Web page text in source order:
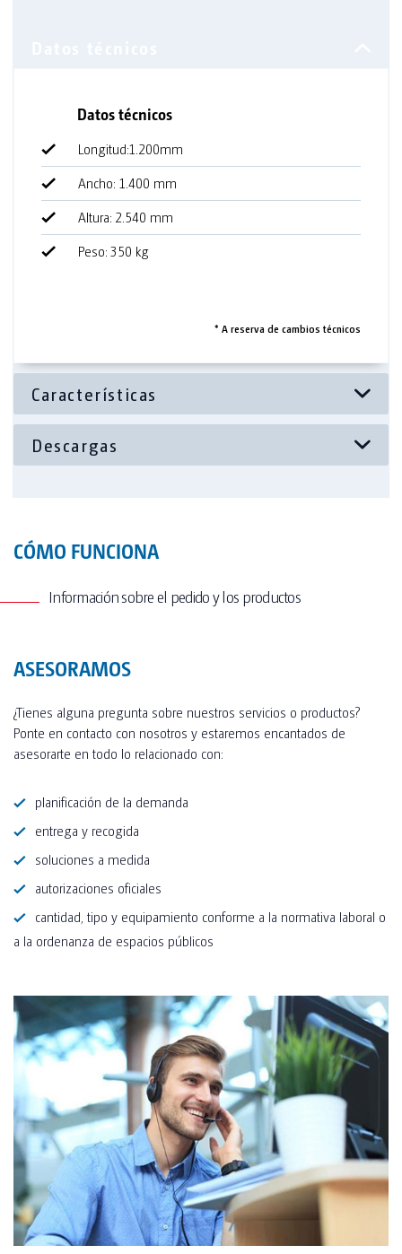
Datos técnicos
Longitud:1.200mm
Ancho: 1.400 mm
Altura: 2.540 mm
Peso: 350 kg
* A reserva de cambios técnicos
Lavamanos
Espejo
Dispensador toallas de papel
Dispensador de jabón
Iluminación
Servicios Complementarios
Deposito de aguas residuales de hasta 600L.
Deposito de agua limpia superior.
Posibilidad de instalación de vinilo personalizado.
CÓMO FUNCIONA
Información sobre el pedido y los productos
ASESORAMOS
¿Tienes alguna pregunta sobre nuestros servicios o productos?
Ponte en contacto con nosotros y estaremos encantados de
asesorarte en todo lo relacionado con:
planificación de la demanda
entrega y recogida
soluciones a medida
autorizaciones oficiales
cantidad, tipo y equipamiento conforme a la normativa laboral o
a la ordenanza de espacios públicos